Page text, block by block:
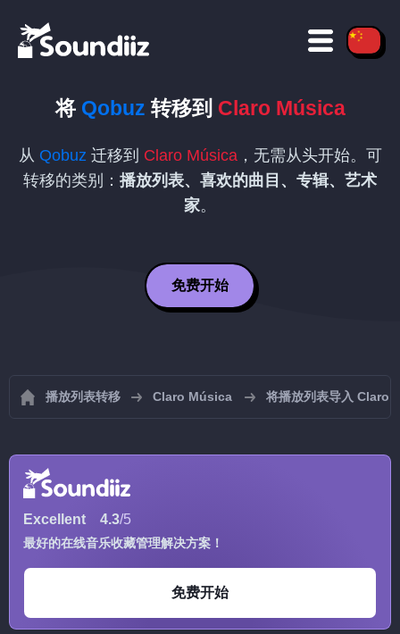
将 Qobuz 转移到 Claro Música
从 Qobuz 迁移到 Claro Música，无需从头开始。可
转移的类别： 播放列表、喜欢的曲目、专辑、艺术
家。
免费开始
播放列表转移 Claro Música 将播放列表导入 Claro
Excellent 4.3/5
最好的在线音乐收藏管理解决方案！
免费开始